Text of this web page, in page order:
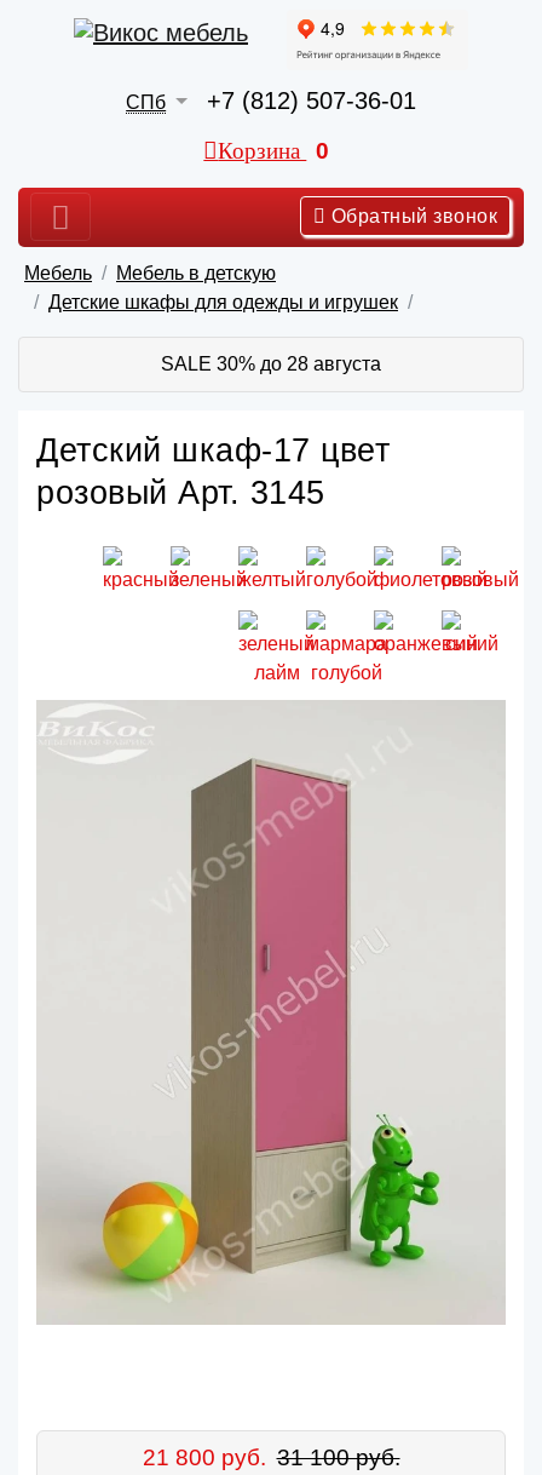
СПб +7 (812) 507-36-01
Корзина 0
Обратный звонок
Мебель
Мебель в детскую
Детские шкафы для одежды и игрушек
SALE 30% до 28 августа
Детский шкаф-17 цвет
розовый Арт. 3145
21 800 руб. 31 100 руб.